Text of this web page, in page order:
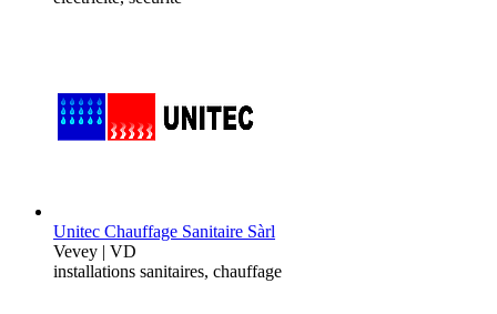
Unitec Chauffage Sanitaire Sàrl
Vevey | VD
installations sanitaires, chauffage